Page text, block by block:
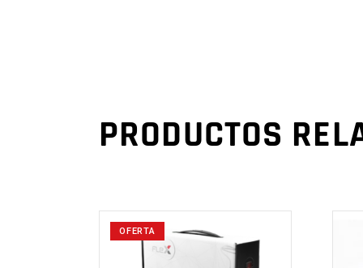
PRODUCTOS
OFERTA